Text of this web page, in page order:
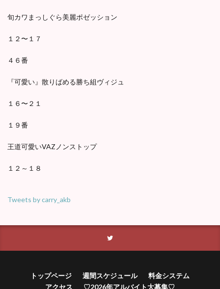
旬カワまっしぐら美麗ポゼッション
１２〜１７
４６番
『可愛い』散りばめる勝ち組ヴィジュ
１６〜２１
１９番
王道可愛いVAZノンストップ
１２～１８
Tweets by carry_akb
トップページ 週間スケジュール
料金システム
アクセス
♡2026年アルバイト大募集♡